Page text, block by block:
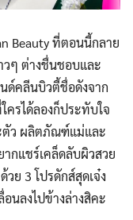
Beautyที่ตอนนี้กลาย
ๆ ต่างชื่นชอบและ
ด์คลีนบิวตี้ชื่อดังจาก
ครได้ลองก็ประทับใจ
ตัว ผลิตภัณฑ์แม่และ
ากแชร์เคล็ดลับผิวสวย
ย 3 โปรดักส์สุดเจ๋ง
นลงไปข้างล่างสิคะ